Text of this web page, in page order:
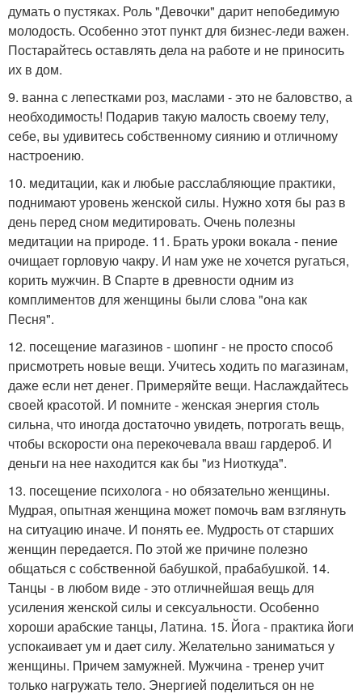
думать о пустяках. Роль "Девочки" дарит непобедимую
молодость. Особенно этот пункт для бизнес-леди важен.
Постарайтесь оставлять дела на работе и не приносить
их в дом.
9. ванна с лепестками роз, маслами - это не баловство, а
необходимость! Подарив такую малость своему телу,
себе, вы удивитесь собственному сиянию и отличному
настроению.
10. медитации, как и любые расслабляющие практики,
поднимают уровень женской силы. Нужно хотя бы раз в
день перед сном медитировать. Очень полезны
медитации на природе. 11. Брать уроки вокала - пение
очищает горловую чакру. И нам уже не хочется ругаться,
корить мужчин. В Спарте в древности одним из
комплиментов для женщины были слова "она как
Песня".
12. посещение магазинов - шопинг - не просто способ
присмотреть новые вещи. Учитесь ходить по магазинам,
даже если нет денег. Примеряйте вещи. Наслаждайтесь
своей красотой. И помните - женская энергия столь
сильна, что иногда достаточно увидеть, потрогать вещь,
чтобы вскорости она перекочевала вваш гардероб. И
деньги на нее находится как бы "из Ниоткуда".
13. посещение психолога - но обязательно женщины.
Мудрая, опытная женщина может помочь вам взглянуть
на ситуацию иначе. И понять ее. Мудрость от старших
женщин передается. По этой же причине полезно
общаться с собственной бабушкой, прабабушкой. 14.
Танцы - в любом виде - это отличнейшая вещь для
усиления женской силы и сексуальности. Особенно
хороши арабские танцы, Латина. 15. Йога - практика йоги
успокаивает ум и дает силу. Желательно заниматься у
женщины. Причем замужней. Мужчина - тренер учит
только нагружать тело. Энергией поделиться он не